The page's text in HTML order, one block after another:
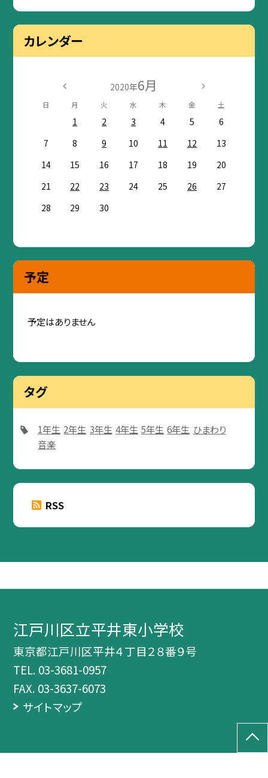
カレンダー
2020年6月
日 月 火 水 木 金 土
1 2 3 4 5
6
7
8 9 10 11 12
13
14
15 16 17 18 19
20
21
22 23 24 25 26
27
28
29 30
予定
予定はありません
タグ
1年生 2年生 3年生 4年生 5年生 6年生 ひまわり
音楽
RSS
江戸川区立平井東小学校
東京都江戸川区平井４丁目２８番９号
TEL. 03-3681-0957
FAX. 03-3637-6073
サイトマップ